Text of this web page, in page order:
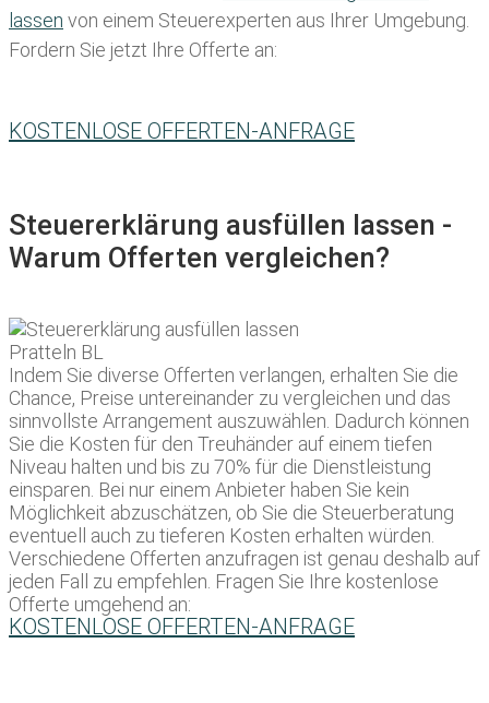
lassen von einem Steuerexperten aus Ihrer Umgebung.
Fordern Sie jetzt Ihre Offerte an:
KOSTENLOSE OFFERTEN-ANFRAGE
Steuererklärung ausfüllen lassen -
Warum Offerten vergleichen?
Indem Sie diverse Offerten verlangen, erhalten Sie die
Chance, Preise untereinander zu vergleichen und das
sinnvollste Arrangement auszuwählen. Dadurch können
Sie die Kosten für den Treuhänder auf einem tiefen
Niveau halten und bis zu 70% für die Dienstleistung
einsparen. Bei nur einem Anbieter haben Sie kein
Möglichkeit abzuschätzen, ob Sie die Steuerberatung
eventuell auch zu tieferen Kosten erhalten würden.
Verschiedene Offerten anzufragen ist genau deshalb auf
jeden Fall zu empfehlen. Fragen Sie Ihre kostenlose
Offerte umgehend an:
KOSTENLOSE OFFERTEN-ANFRAGE